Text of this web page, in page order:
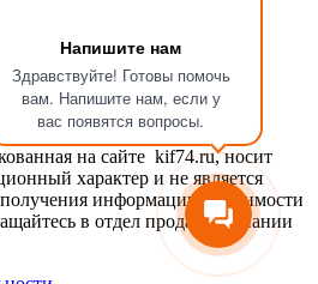
Напишите нам
Здравствуйте! Готовы помочь
вам. Напишите нам, если у
вас появятся вопросы.
6, 2й этаж
6Ас1
Сотрудничество Статьи
на сайте kif74.ru, носит
характер и не является
информации о стоимости
в отдел продаж компании